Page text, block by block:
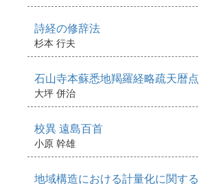
詩経の修辞法
杉本 行夫
石山寺本蘇悉地羯羅経略疏天暦点
大坪 併治
校異 遠島百首
小原 幹雄
地域構造における計量化に関す